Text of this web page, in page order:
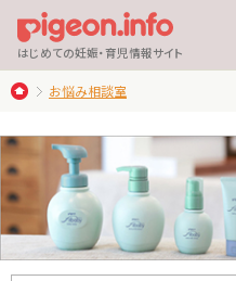
はじめての妊娠・育児情報サイト
お悩み相談室